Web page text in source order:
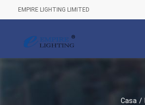
EMPIRE LIGHTING LIMITED
Casa /